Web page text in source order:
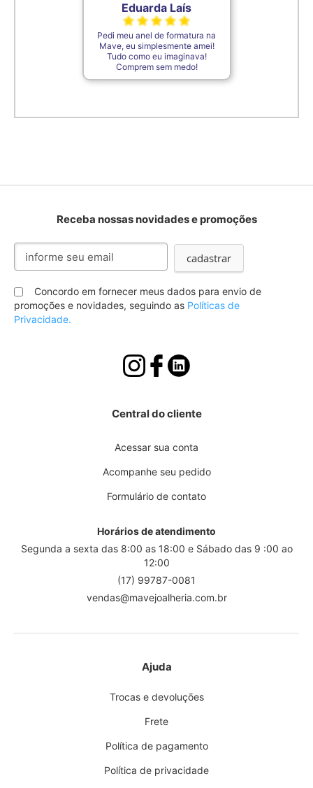
Eduarda Laís
Pedi meu anel de formatura na
Mave, eu simplesmente amei!
Tudo como eu imaginava!
Comprem sem medo!
Receba nossas novidades e promoções
Inscreva-
nossa
Newsletter:
cadastrar
Concordo em fornecer meus dados para envio de
promoções e novidades, seguindo as Políticas de
Privacidade.
Central do cliente
Acessar sua conta
Acompanhe seu pedido
Formulário de contato
Horários de atendimento
Segunda a sexta das 8:00 as 18:00 e Sábado das 9 :00 ao
12:00
(17) 99787-0081
vendas@mavejoalheria.com.br
Ajuda
Trocas e devoluções
Frete
Política de pagamento
Política de privacidade